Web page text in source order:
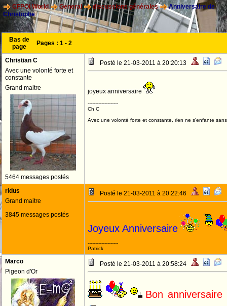
CFPOI World General discussions générales
Anniversaire de
Christophe
Bas de
page
Pages : 1 - 2
Christian C
Avec une volonté forte et
constante
Grand maitre
5464 messages postés
Posté le 21-03-2011 à 20:20:13
joyeux anniversaire
--------------------
Ch C
Avec une volonté forte et constante, rien ne s'enfante
ridus
Grand maitre
3845 messages postés
Posté le 21-03-2011 à 20:22:46
Joyeux Anniversaire
--------------------
Patrick
Marco
Pigeon d'Or
Posté le 21-03-2011 à 20:58:24
Bon